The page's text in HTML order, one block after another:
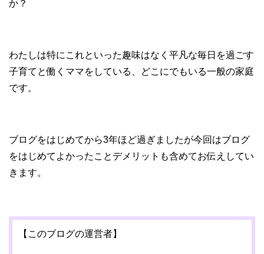
か？
わたしは特にこれといった趣味はなく平凡な毎日を過ごす
子育てと働くママをしている、どこにでもいる一般の家庭
です。
ブログをはじめてから3年ほど過ぎましたが今回はブログ
をはじめてよかったことデメリットも含めてお伝えしてい
きます。
【このブログの運営者】